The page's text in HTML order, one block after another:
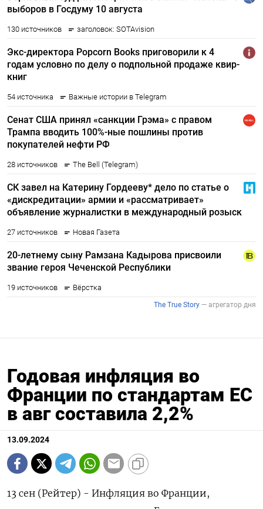
Годовая инфляция во
Франции по стандартам ЕС
в авг составила 2,2%
13.09.2024
13 сен (Рейтер) - Инфляция во Франции,